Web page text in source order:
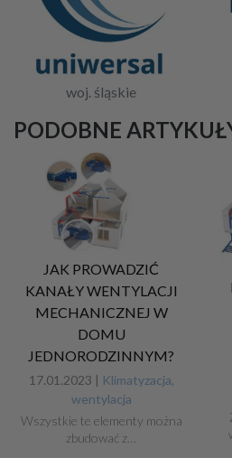
woj. śląskie
PODOBNE
JAK PROWADZIĆ
KANAŁY WENTYLACJI
MECHANICZNEJ W
DOMU
JEDNORODZINNYM?
17.01.2023 | Klimatyzacja,
wentylacja
Wszystkie te elementy można
zbudować z…